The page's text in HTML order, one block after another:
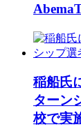
稲船氏
ターン
校で実